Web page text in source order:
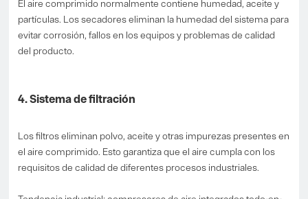
El aire comprimido normalmente contiene humedad, aceite y
partículas. Los secadores eliminan la humedad del sistema para
evitar corrosión, fallos en los equipos y problemas de calidad
del producto.
4. Sistema de filtración
Los filtros eliminan polvo, aceite y otras impurezas presentes en
el aire comprimido. Esto garantiza que el aire cumpla con los
requisitos de calidad de diferentes procesos industriales.